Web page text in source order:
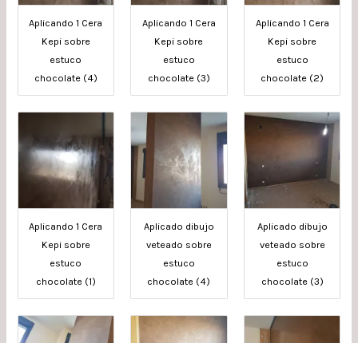
Aplicando 1 Cera
Kepi sobre
estuco
chocolate (4)
Aplicando 1 Cera
Kepi sobre
estuco
chocolate (3)
Aplicando 1 Cera
Kepi sobre
estuco
chocolate (2)
Aplicando 1 Cera
Kepi sobre
estuco
chocolate (1)
Aplicado dibujo
veteado sobre
estuco
chocolate (4)
Aplicado dibujo
veteado sobre
estuco
chocolate (3)